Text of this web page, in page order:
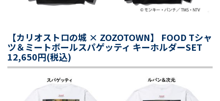
【カリオストロの城 × ZOZOTOWN】 FOOD Tシャ
ツ＆ミートボールスパゲッティ キーホルダーSET
12,650円(税込)